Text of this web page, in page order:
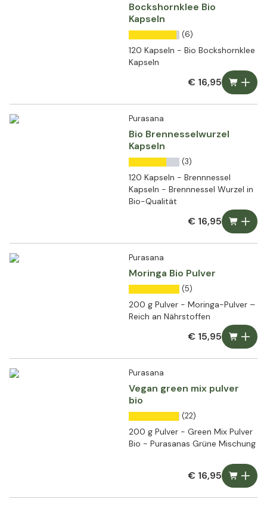
Bockshornklee Bio
Kapseln
(6)
120 Kapseln - Bio Bockshornklee
Kapseln
€ 16,95
Purasana
Bio Brennesselwurzel
Kapseln
(3)
120 Kapseln - Brennnessel
Kapseln - Brennnessel Wurzel in
Bio-Qualität
€ 16,95
Purasana
Moringa Bio Pulver
(5)
200 g Pulver - Moringa-Pulver –
Reich an Nährstoffen
€ 15,95
Purasana
Vegan green mix pulver
bio
(22)
200 g Pulver - Green Mix Pulver
Bio - Purasanas Grüne Mischung
€ 16,95